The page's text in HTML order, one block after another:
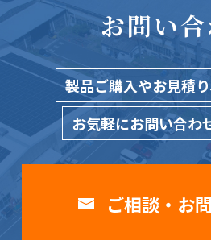
お問い
製品ご購入やお見積
お気軽にお問い合わ
ご相談・お